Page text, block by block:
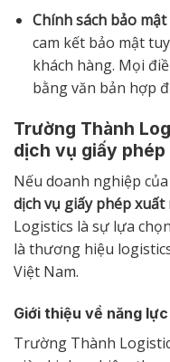
Chính sách bảo
cam kết bảo mật
khách hàng. Mọi
bằng văn bản hợp
Trường Thành
dịch vụ giấy phép
Nếu doanh nghiệp
dịch vụ giấy phép
Logistics là sự lựa
là thương hiệu
Việt Nam.
Giới thiệu về năng
Trường Thành